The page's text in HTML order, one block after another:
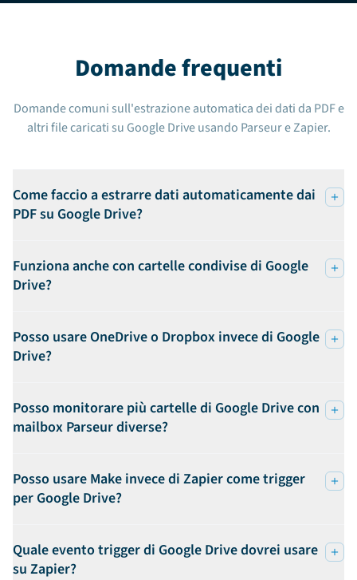
Domande frequenti
Domande comuni sull'estrazione automatica dei dati da PDF e
altri file caricati su Google Drive usando Parseur e Zapier.
Come faccio a estrarre dati automaticamente dai
PDF su Google Drive?
Funziona anche con cartelle condivise di Google
Drive?
Posso usare OneDrive o Dropbox invece di Google
Drive?
Posso monitorare più cartelle di Google Drive con
mailbox Parseur diverse?
Posso usare Make invece di Zapier come trigger
per Google Drive?
Quale evento trigger di Google Drive dovrei usare
su Zapier?